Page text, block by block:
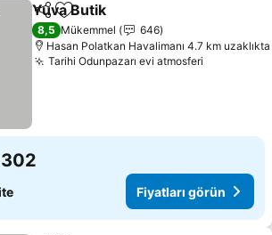
PaylaşFavorilerime ekle
Yuva Butik
8,5 Mükemmel
646
Hasan Polatkan Havalimanı 4.7 km uzaklıkta
Tarihi Odunpazarı evi atmosferi
Fiyatları görün